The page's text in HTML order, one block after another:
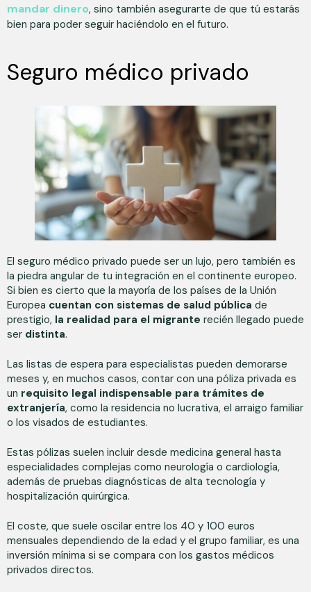
mandar dinero, sino también asegurarte de que tú estarás
bien para poder seguir haciéndolo en el futuro.
Seguro médico privado
El seguro médico privado puede ser un lujo, pero también es
la piedra angular de tu integración en el continente europeo.
Si bien es cierto que la mayoría de los países de la Unión
Europea cuentan con sistemas de salud pública de
prestigio, la realidad para el migrante recién llegado puede
ser distinta.
Las listas de espera para especialistas pueden demorarse
meses y, en muchos casos, contar con una póliza privada es
un requisito legal indispensable para trámites de
extranjería, como la residencia no lucrativa, el arraigo familiar
o los visados de estudiantes.
Estas pólizas suelen incluir desde medicina general hasta
especialidades complejas como neurología o cardiología,
además de pruebas diagnósticas de alta tecnología y
hospitalización quirúrgica.
El coste, que suele oscilar entre los 40 y 100 euros
mensuales dependiendo de la edad y el grupo familiar, es una
inversión mínima si se compara con los gastos médicos
privados directos.